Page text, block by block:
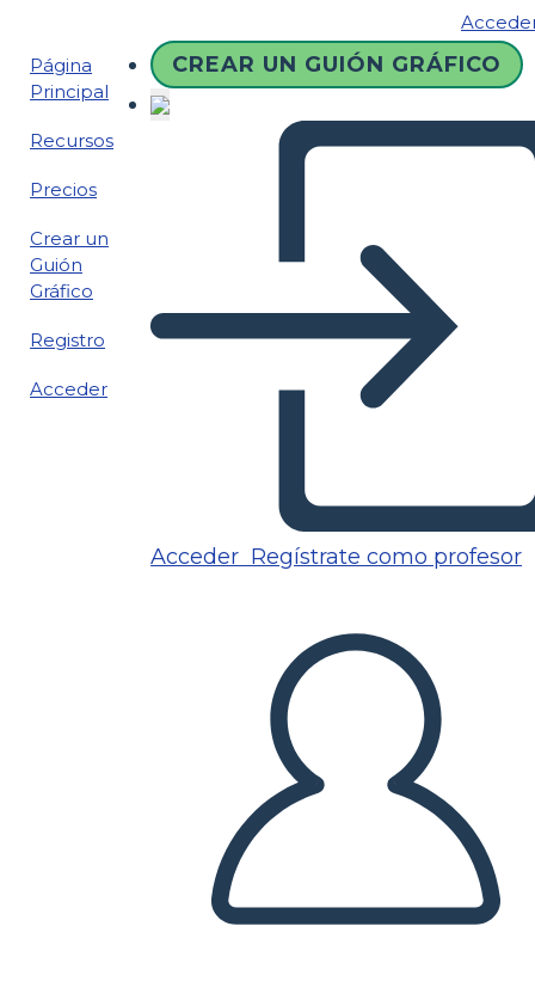
Página
Principal
Recursos
Precios
Crear un
Guión
Gráfico
Registro
Acceder
CREAR UN GUIÓN GRÁFICO
Acceder Regístrate como profesor